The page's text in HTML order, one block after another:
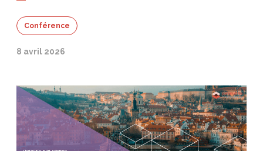
Conférence
8 avril 2026